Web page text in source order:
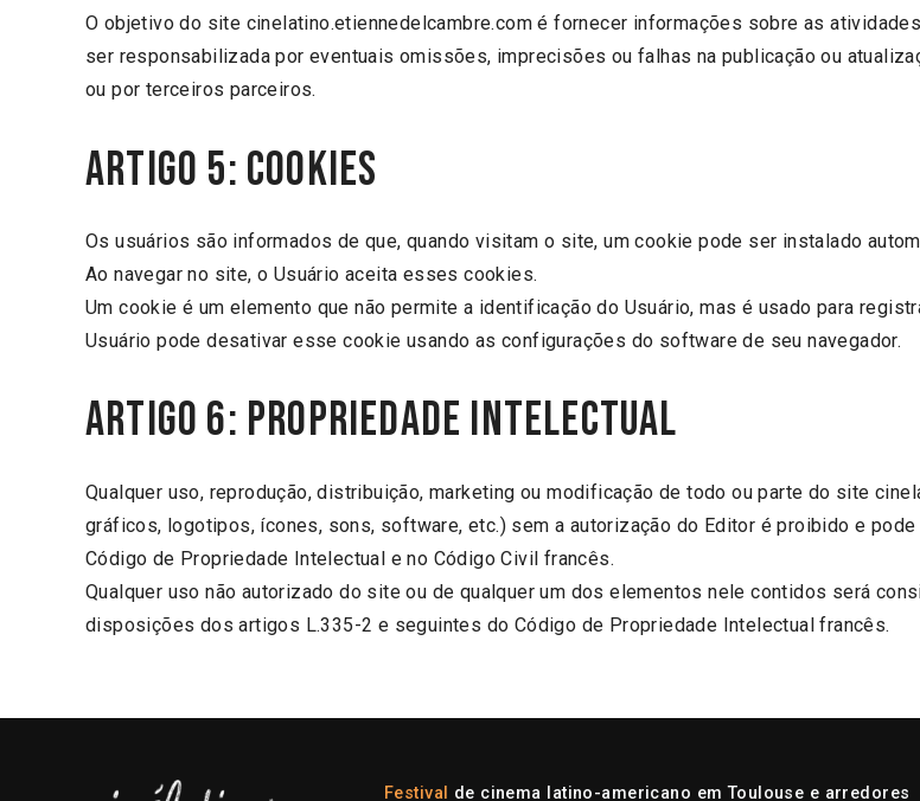
O objetivo do site cinelatino.etiennedelcambre.com é fornecer informações sobre as
ser responsabilizada por eventuais omissões, imprecisões ou falhas na publicação ou
ou por terceiros parceiros.
ARTIGO 5: Cookies
Os usuários são informados de que, quando visitam o site, um cookie pode ser instalado
Ao navegar no site, o Usuário aceita esses cookies.
Um cookie é um elemento que não permite a identificação do Usuário, mas é usado para
Usuário pode desativar esse cookie usando as configurações do software de seu navegador.
ARTIGO 6: Propriedade intelectual
Qualquer uso, reprodução, distribuição, marketing ou modificação de todo ou parte do site
gráficos, logotipos, ícones, sons, software, etc.) sem a autorização do Editor é proibido e
Código de Propriedade Intelectual e no Código Civil francês.
Qualquer uso não autorizado do site ou de qualquer um dos elementos nele contidos será
disposições dos artigos L.335-2 e seguintes do Código de Propriedade Intelectual francês.
Festival de cinema latino-americano em Toulouse e arredores